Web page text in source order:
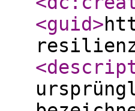
<guid>